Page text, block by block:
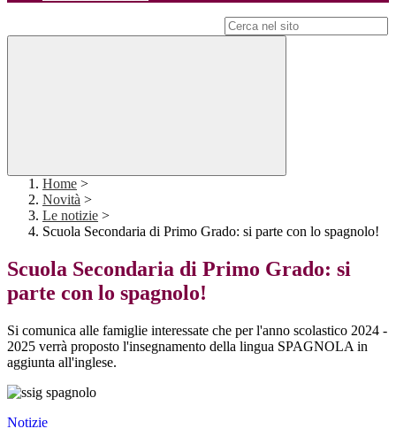
Home >
Novità >
Le notizie >
Scuola Secondaria di Primo Grado: si parte con lo spagnolo!
Scuola Secondaria di Primo Grado: si
parte con lo spagnolo!
Si comunica alle famiglie interessate che per l'anno scolastico 2024 -
2025 verrà proposto l'insegnamento della lingua SPAGNOLA in
aggiunta all'inglese.
Notizie